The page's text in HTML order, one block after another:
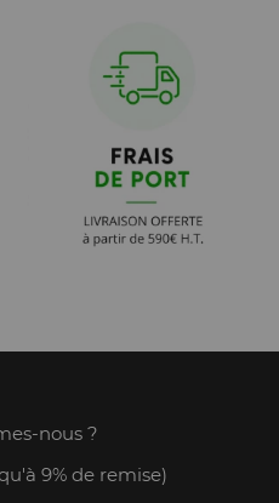
nous ?
9% de remise)